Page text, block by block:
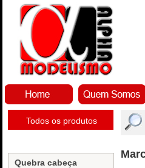
Todos os produtos
Quebra cabeça